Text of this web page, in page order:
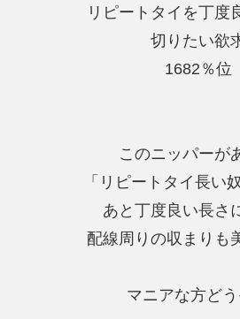
リピートタイを丁度
切りたい欲
1682％位
このニッパーが
「リピートタイ長い
あと丁度良い長さ
配線周りの収まりも
マニアな方どう